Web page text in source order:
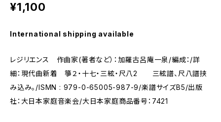
¥1,100
International shipping available
レジリエンス 作曲家(著者など）：加羅古呂庵一泉/編成：/詳
細：現代曲新着 箏２・十七・三絃・尺八2 三絃譜、尺八譜挟
み込み。/ISMN : 979-0-65005-987-9/楽譜サイズB5/出版
社：大日本家庭音楽会/大日本家庭商品番号：7421